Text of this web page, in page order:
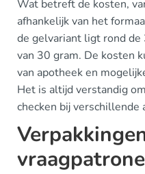
Wat betreft de kosten,
afhankelijk van het
de gelvariant ligt rond
van 30 gram. De kosten
van apotheek en
Het is altijd verstandig
checken bij verschillende